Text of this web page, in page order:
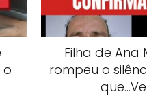
o
Filha de Ana
rompeu o